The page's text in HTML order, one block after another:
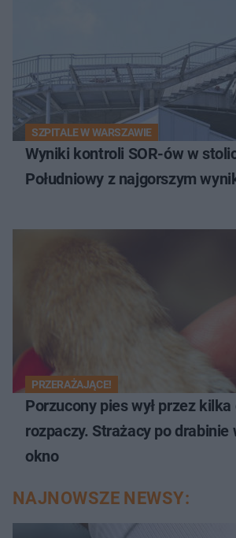
SZPITALE W WARSZAWIE
Wyniki kontroli SOR-ów w
Południowy z najgorszym
PRZERAŻAJĄCE!
Porzucony pies wył przez kilka
rozpaczy. Strażacy po drabinie
okno
NAJNOWSZE NEWSY: